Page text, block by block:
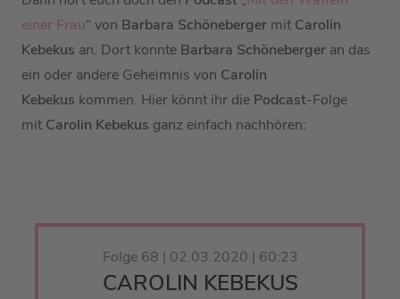
einer Frau“ von Barbara Schöneberger mit Carolin
Kebekus an. Dort konnte Barbara Schöneberger an das
ein oder andere Geheimnis von Carolin
Kebekus kommen. Hier könnt ihr die Podcast-Folge
mit Carolin Kebekus ganz einfach nachhören:
Folge 68 | 02.03.2020 | 60:23
CAROLIN KEBEKUS